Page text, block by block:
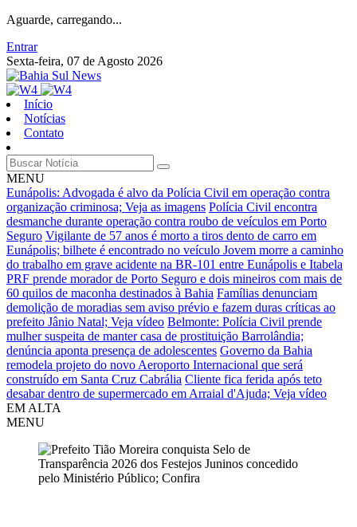
Aguarde, carregando...
Entrar
Sexta-feira, 07 de Agosto 2026
Início
Notícias
Contato
MENU
Eunápolis: Advogada é alvo da Polícia Civil em operação contra
organização criminosa; Veja as imagens Polícia Civil encontra
desmanche durante operação contra roubo de veículos em Porto
Seguro Vigilante de 57 anos é morto a tiros dento de carro em
Eunápolis; bilhete é encontrado no veículo Jovem morre a caminho
do trabalho em grave acidente na BR-101 entre Eunápolis e Itabela
PRF prende morador de Porto Seguro e dois mineiros com mais de
60 quilos de maconha destinados à Bahia Famílias denunciam
demolição de moradias sem aviso prévio e fazem duras críticas ao
prefeito Jânio Natal; Veja vídeo Belmonte: Polícia Civil prende
mulher suspeita de manter casa de prostituição Barrolândia;
denúncia aponta presença de adolescentes Governo da Bahia
remodela projeto do novo Aeroporto Internacional que será
construído em Santa Cruz Cabrália Cliente fica ferida após teto
desabar dentro de supermercado em Arraial d'Ajuda; Veja vídeo
EM ALTA
MENU